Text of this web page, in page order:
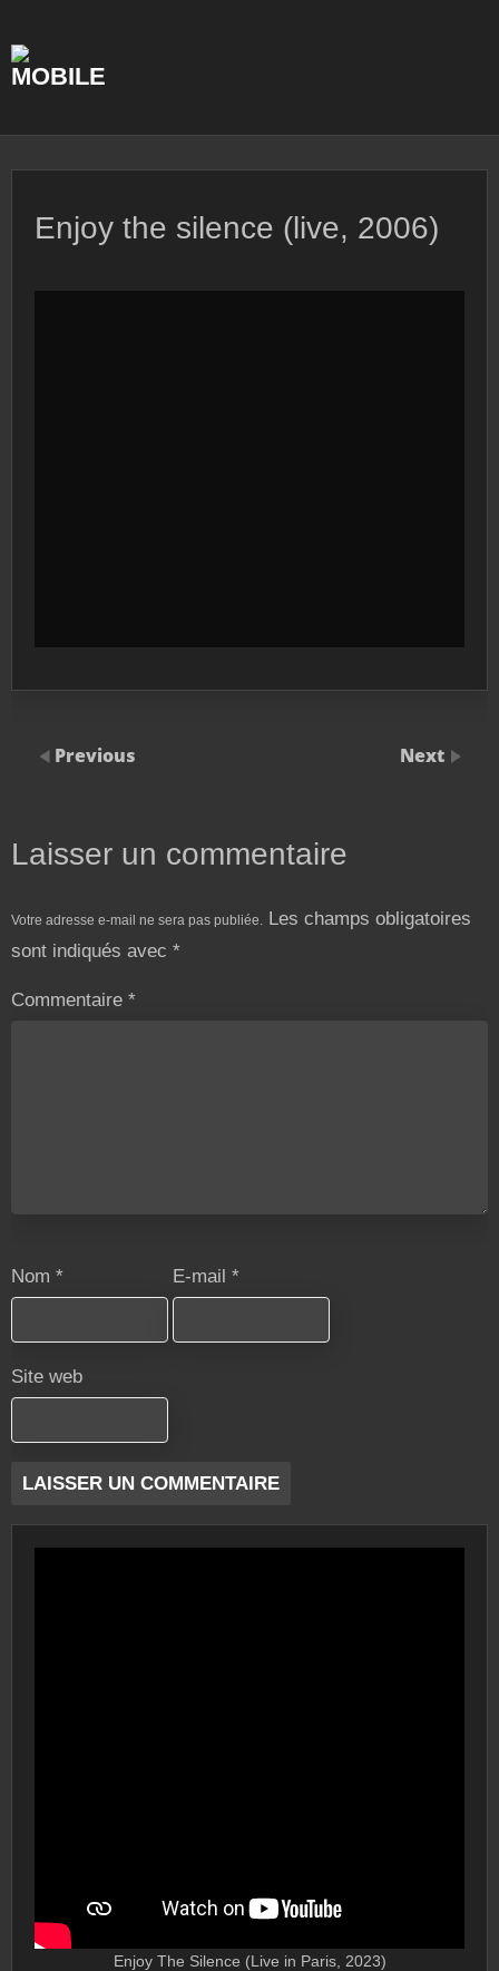
content
Enjoy the silence (live, 2006)
Previous Next
Laisser un commentaire
Votre adresse e-mail ne sera pas publiée. Les champs obligatoires
sont indiqués avec *
Commentaire *
Nom * E-mail *
Site web
Enjoy The Silence (Live in Paris, 2023)